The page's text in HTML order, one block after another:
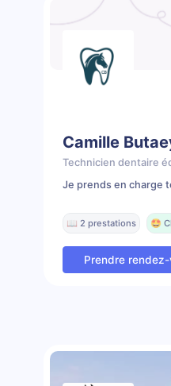
Camille
Technicien dentaire
Je prends en charge
📖 2 prestations 🤩
Prendre